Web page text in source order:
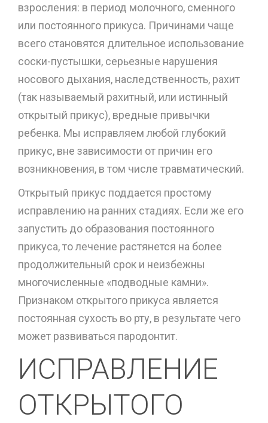
взросления: в период молочного, сменного
или постоянного прикуса. Причинами чаще
всего становятся длительное использование
соски-пустышки, серьезные нарушения
носового дыхания, наследственность, рахит
(так называемый рахитный, или истинный
открытый прикус), вредные привычки
ребенка. Мы исправляем любой глубокий
прикус, вне зависимости от причин его
возникновения, в том числе травматический.
Открытый прикус поддается простому
исправлению на ранних стадиях. Если же его
запустить до образования постоянного
прикуса, то лечение растянется на более
продолжительный срок и неизбежны
многочисленные «подводные камни».
Признаком открытого прикуса является
постоянная сухость во рту, в результате чего
может развиваться пародонтит.
ИСПРАВЛЕНИЕ
ОТКРЫТОГО